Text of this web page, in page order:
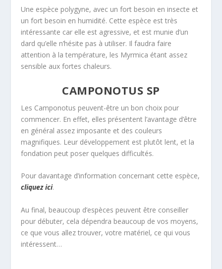
Une espèce polygyne, avec un fort besoin en insecte et
un fort besoin en humidité. Cette espèce est très
intéressante car elle est agressive, et est munie d’un
dard qu’elle n’hésite pas à utiliser. Il faudra faire
attention à la température, les Myrmica étant assez
sensible aux fortes chaleurs.
CAMPONOTUS SP
Les Camponotus peuvent-être un bon choix pour
commencer. En effet, elles présentent l’avantage d’être
en général assez imposante et des couleurs
magnifiques. Leur développement est plutôt lent, et la
fondation peut poser quelques difficultés.
Pour davantage d’information concernant cette espèce,
cliquez ici.
Au final, beaucoup d’espèces peuvent être conseiller
pour débuter, cela dépendra beaucoup de vos moyens,
ce que vous allez trouver, votre matériel, ce qui vous
intéressent…